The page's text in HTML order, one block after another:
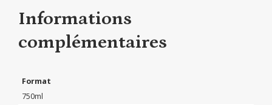
Informations
complémentaires
Format
750ml